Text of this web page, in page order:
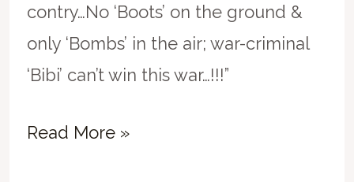
contry…No ‘Boots’ on the ground &
only ‘Bombs’ in the air; war-criminal
‘Bibi’ can’t win this war…!!!”
अमेरिका-
Read More »